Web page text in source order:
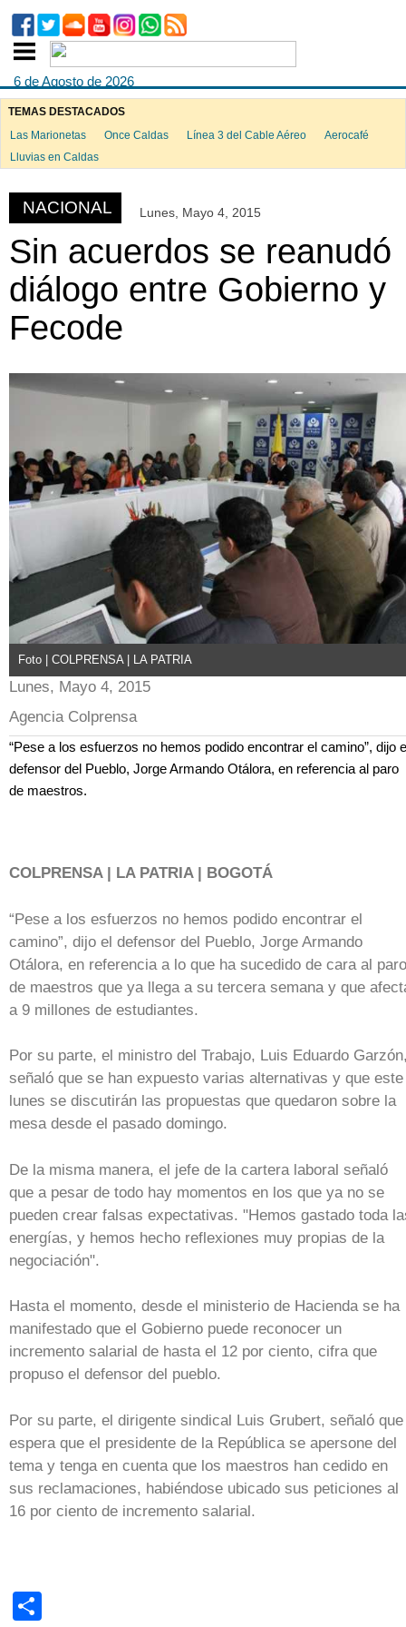
6 de Agosto de 2026
TEMAS DESTACADOS
Las Marionetas
Once Caldas Línea 3 del Cable Aéreo
Aerocafé
Lluvias en Caldas
NACIONAL Lunes, Mayo 4, 2015
Sin acuerdos se reanudó
diálogo entre Gobierno y
Fecode
Foto | COLPRENSA | LA PATRIA
Lunes, Mayo 4, 2015
Agencia Colprensa
“Pese a los esfuerzos no hemos podido encontrar el camino”, dijo
defensor del Pueblo, Jorge Armando Otálora, en referencia al paro
de maestros.
COLPRENSA | LA PATRIA | BOGOTÁ
“Pese a los esfuerzos no hemos podido encontrar el
camino”, dijo el defensor del Pueblo, Jorge Armando
Otálora, en referencia a lo que ha sucedido de cara al paro
de maestros que ya llega a su tercera semana y que
a 9 millones de estudiantes.
Por su parte, el ministro del Trabajo, Luis Eduardo
señaló que se han expuesto varias alternativas y que este
lunes se discutirán las propuestas que quedaron sobre la
mesa desde el pasado domingo.
De la misma manera, el jefe de la cartera laboral señaló
que a pesar de todo hay momentos en los que ya no se
pueden crear falsas expectativas. "Hemos gastado toda
energías, y hemos hecho reflexiones muy propias de la
negociación".
Hasta el momento, desde el ministerio de Hacienda se ha
manifestado que el Gobierno puede reconocer un
incremento salarial de hasta el 12 por ciento, cifra que
propuso el defensor del pueblo.
Por su parte, el dirigente sindical Luis Grubert, señaló que
espera que el presidente de la República se apersone del
tema y tenga en cuenta que los maestros han cedido en
sus reclamaciones, habiéndose ubicado sus peticiones al
16 por ciento de incremento salarial.